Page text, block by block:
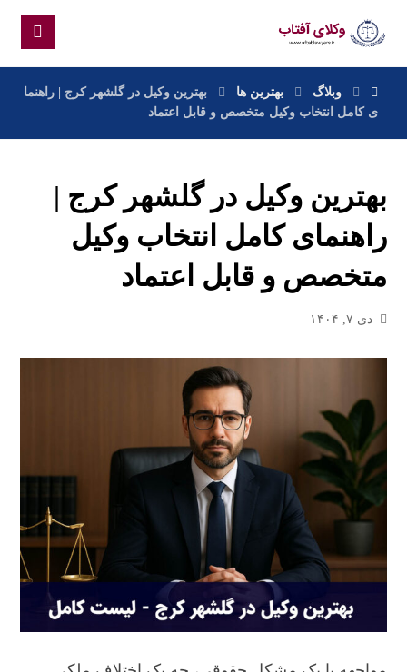
وبلاگ بهترین ها
بهترین وکیل در گلشهر کرج | راهنما
ی کامل انتخاب وکیل متخصص و قابل اعتماد
بهترین وکیل در گلشهر کرج |
راهنمای کامل انتخاب وکیل
متخصص و قابل اعتماد
دی ۷, ۱۴۰۴